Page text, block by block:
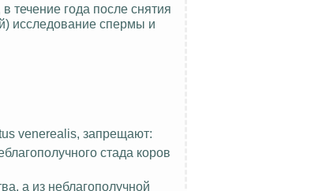
течение года после снятия
исследование спермы и
venerealis, запрещают:
стада коров
а из неблагополучной